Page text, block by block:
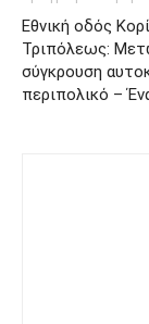
Εθνική οδός
Τριπόλεως:
σύγκρουση
περιπολικό –